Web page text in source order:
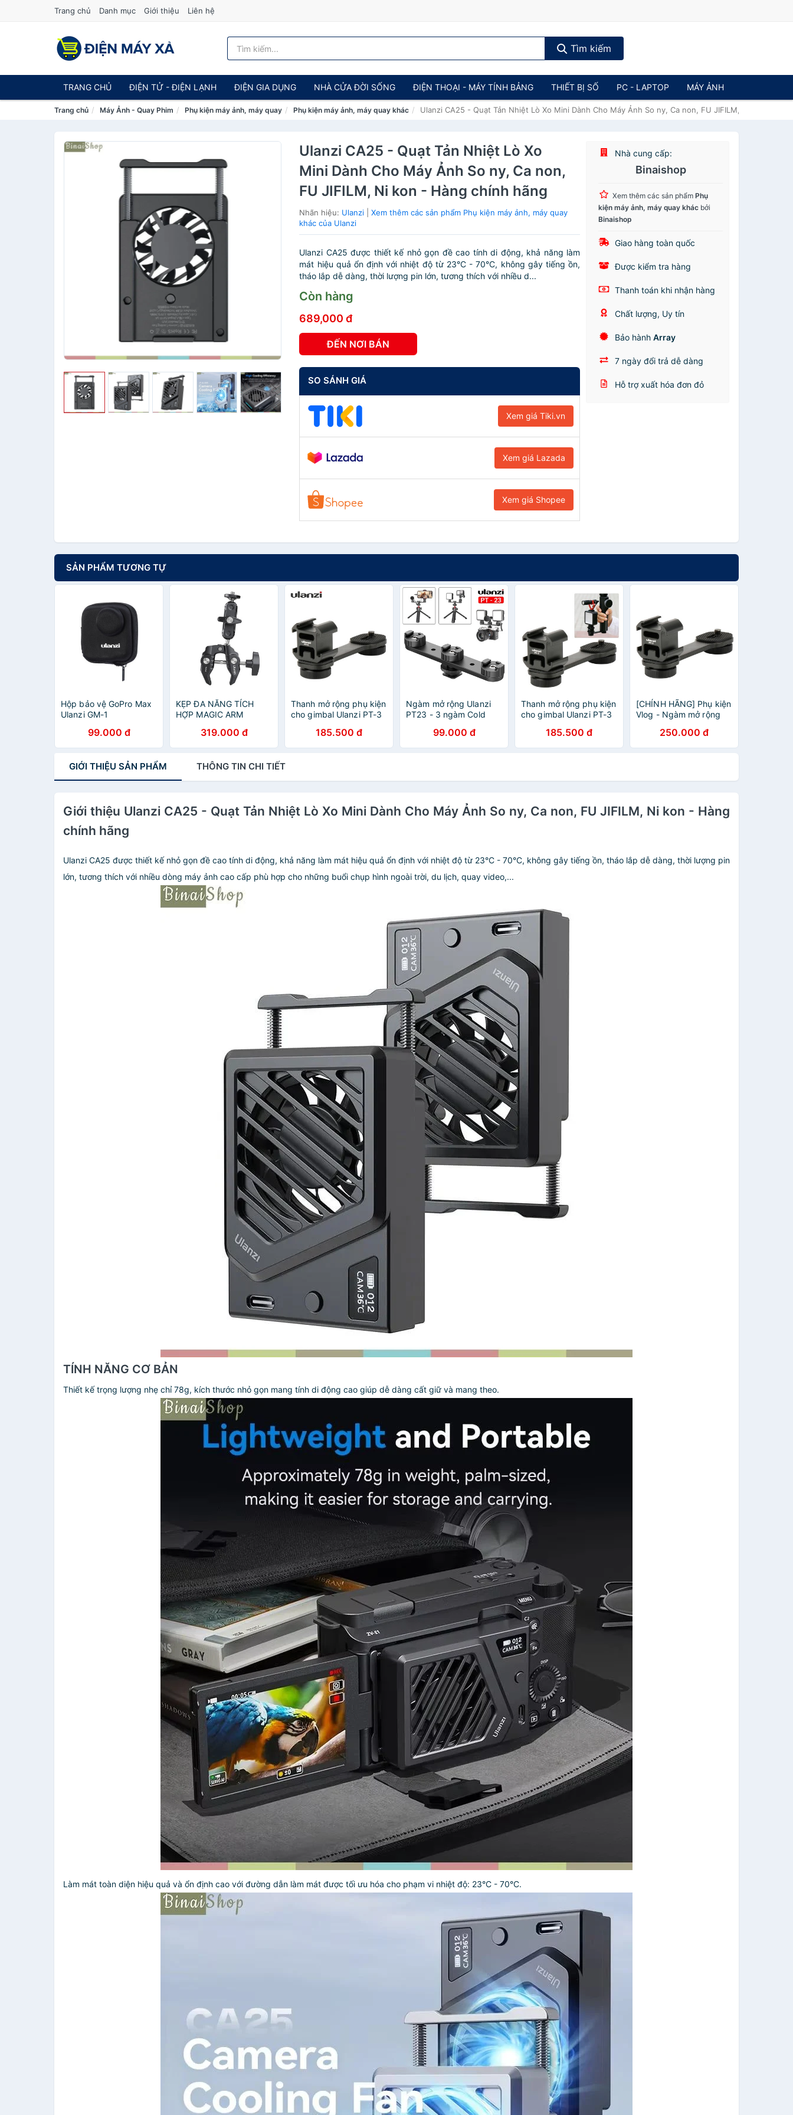
Trang chủ Danh mục Giới thiệu Liên hệ
Tìm kiếm
TRANG CHỦ ĐIỆN TỬ - ĐIỆN LẠNH ĐIỆN GIA DỤNG NHÀ CỬA ĐỜI SỐNG ĐIỆN THOẠI - MÁY TÍNH BẢNG THIẾT BỊ SỐ PC - LAPTOP MÁY ẢNH
Trang chủ Máy Ảnh - Quay Phim Phụ kiện máy ảnh, máy quay Phụ kiện máy ảnh, máy quay khác Ulanzi CA25 - Quạt Tản Nhiệt Lò Xo Mini Dành Cho Máy Ảnh So ny, Ca non, FU JIFILM, Ni kon -
Ulanzi CA25 - Quạt Tản Nhiệt Lò Xo
Mini Dành Cho Máy Ảnh So ny, Ca non,
FU JIFILM, Ni kon - Hàng chính hãng
Nhãn hiệu: Ulanzi |Xem thêm các sản phẩm Phụ kiện máy ảnh, máy quay
khác của Ulanzi
Ulanzi CA25 được thiết kế nhỏ gọn đề cao tính di động, khả năng làm
mát hiệu quả ổn định với nhiệt độ từ 23°C - 70°C, không gây tiếng ồn,
tháo lắp dễ dàng, thời lượng pin lớn, tương thích với nhiều d...
Còn hàng
689,000 đ
ĐẾN NƠI BÁN
SO SÁNH GIÁ
Xem giá Tiki.vn
Xem giá Lazada
Xem giá Shopee
Nhà cung cấp:
Binaishop
Xem thêm các sản phẩmPhụ
kiện máy ảnh, máy quay khác bởi
Binaishop
Giao hàng toàn quốc
Được kiểm tra hàng
Thanh toán khi nhận hàng
Chất lượng, Uy tín
Bảo hànhArray
7 ngày đổi trả dễ dàng
Hỗ trợ xuất hóa đơn đỏ
SẢN PHẨM TƯƠNG TỰ
Hộp bảo vệ GoPro Max
Ulanzi GM-1
99.000 đ
KẸP ĐA NĂNG TÍCH
HỢP MAGIC ARM
319.000 đ
Thanh mở rộng phụ kiện
cho gimbal Ulanzi PT-3
185.500 đ
Ngàm mở rộng Ulanzi
PT23 - 3 ngàm Cold
mic và phụ kiện
99.000 đ
Thanh mở rộng phụ kiện
cho gimbal Ulanzi PT-3
185.500 đ
[CHÍNH HÃNG] Phụ kiện
Vlog - Ngàm mở rộng
chống rung, Gimbal -
Ulanzi Triple Cold Shoe
250.000 đ
GIỚI THIỆU SẢN PHẨM THÔNG TIN CHI TIẾT
Giới thiệu Ulanzi CA25 - Quạt Tản Nhiệt Lò Xo Mini Dành Cho Máy Ảnh So ny, Ca non, FU JIFILM, Ni kon - Hàng
chính hãng
Ulanzi CA25 được thiết kế nhỏ gọn đề cao tính di động, khả năng làm mát hiệu quả ổn định với nhiệt độ từ 23°C - 70°C, không gây tiếng ồn, tháo lắp dễ dàng, thời lượng pin
lớn, tương thích với nhiều dòng máy ảnh cao cấp phù hợp cho những buổi chụp hình ngoài trời, du lịch, quay video,...
TÍNH NĂNG CƠ BẢN
Thiết kế trọng lượng nhẹ chỉ 78g, kích thước nhỏ gọn mang tính di động cao giúp dễ dàng cất giữ và mang theo.
Làm mát toàn diện hiệu quả và ổn định cao với đường dẫn làm mát được tối ưu hóa cho phạm vi nhiệt độ: 23°C - 70°C.